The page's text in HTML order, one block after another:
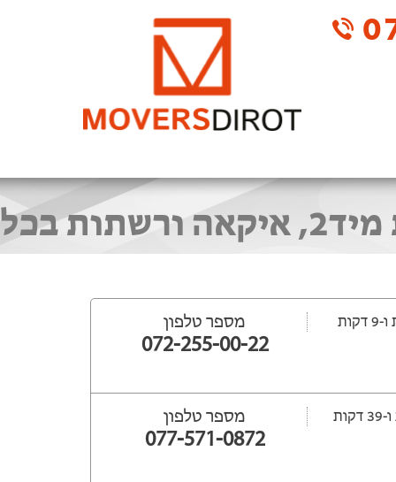
הובלת ארון בבאר יעקב - פירוק הובלה והרכבת ארונות מיד2, איקאה ורשתות בכל
מספר טלפון
072-255-00-22
מספר טלפון
077-571-0872